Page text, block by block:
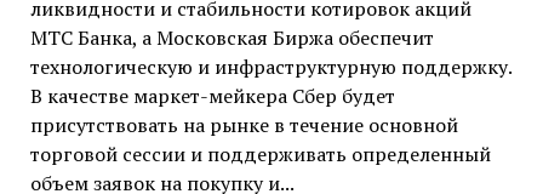
ликвидности и стабильности котировок акций
МТС Банка, а Московская Биржа обеспечит
технологическую и инфраструктурную поддержку.
В качестве маркет-мейкера Сбер будет
присутствовать на рынке в течение основной
торговой сессии и поддерживать определенный
объем заявок на покупку и...